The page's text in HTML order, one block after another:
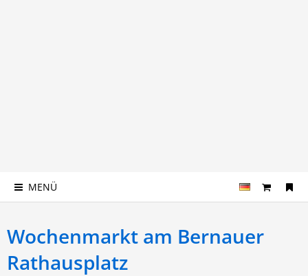
MENÜ
Wochenmarkt am Bernauer
Rathausplatz